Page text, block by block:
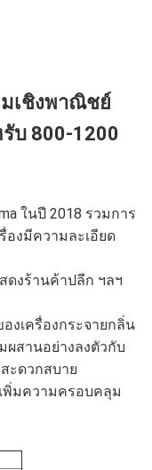
เชิงพาณิชย์
บ 800-1200
ในปี 2018 รวมการ
องมีความละเอียด
ดงร้านค้าปลีก ฯลฯ
งเครื่องกระจายกลิ่น
สานอย่างลงตัวกับ
ะดวกสบาย
พิ่มความครอบคลุม